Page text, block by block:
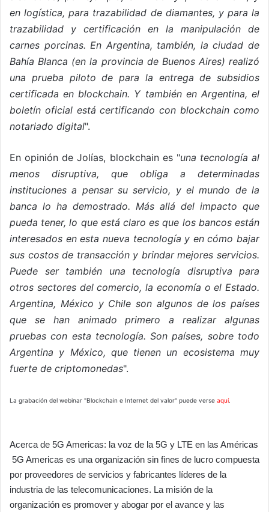
en logística, para trazabilidad de diamantes, y para la
trazabilidad y certificación en la manipulación de
carnes porcinas. En Argentina, también, la ciudad de
Bahía Blanca (en la provincia de Buenos Aires) realizó
una prueba piloto de para la entrega de subsidios
certificada en blockchain. Y también en Argentina, el
boletín oficial está certificando con blockchain como
notariado digital".
En opinión de Jolías, blockchain es "una tecnología al
menos disruptiva, que obliga a determinadas
instituciones a pensar su servicio, y el mundo de la
banca lo ha demostrado. Más allá del impacto que
pueda tener, lo que está claro es que los bancos están
interesados en esta nueva tecnología y en cómo bajar
sus costos de transacción y brindar mejores servicios.
Puede ser también una tecnología disruptiva para
otros sectores del comercio, la economía o el Estado.
Argentina, México y Chile son algunos de los países
que se han animado primero a realizar algunas
pruebas con esta tecnología. Son países, sobre todo
Argentina y México, que tienen un ecosistema muy
fuerte de criptomonedas".
La grabación del webinar "Blockchain e Internet del valor" puede verse aquí.
Acerca de 5G Americas: la voz de la 5G y LTE en las Américas
5G Americas es una organización sin fines de lucro compuesta
por proveedores de servicios y fabricantes líderes de la
industria de las telecomunicaciones. La misión de la
organización es promover y abogar por el avance y las